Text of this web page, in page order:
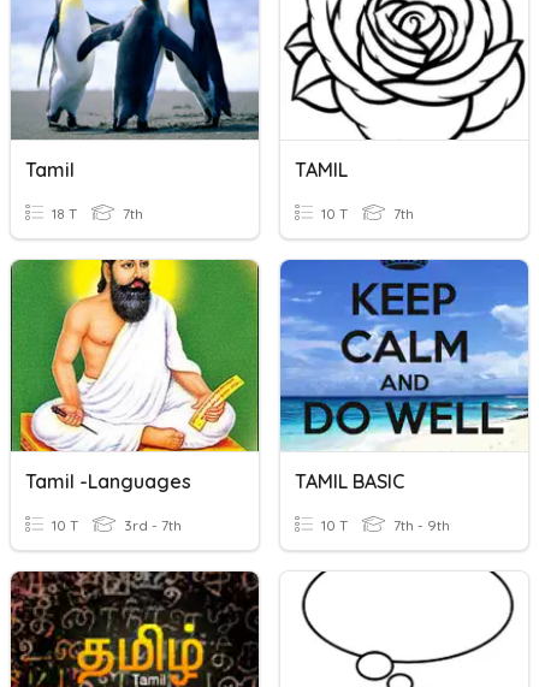
Tamil
18 T 7th
TAMIL
10 T 7th
Tamil -languages
10 T 3rd - 7th
TAMIL BASIC
10 T 7th - 9th